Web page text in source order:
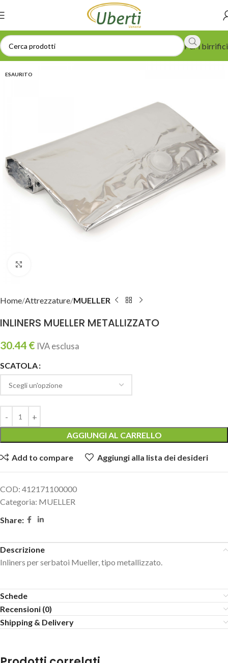
Per i birrifici
ESAURITO
Home Attrezzature MUELLER
INLINERS MUELLER METALLIZZATO
30.44 € IVA esclusa
SCATOLA
AGGIUNGI AL CARRELLO
Add to compare Aggiungi alla lista dei desideri
COD: 412171100000
Categoria: MUELLER
Share:
Descrizione
Inliners per serbatoi Mueller, tipo metallizzato.
Schede
Recensioni (0)
Shipping & Delivery